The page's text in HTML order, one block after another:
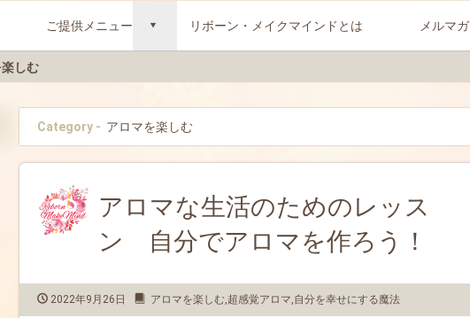
ご提供メニュー d リボーン・メイクマインドとは メルマガ
しむ
Category - アロマを楽しむ
アロマな生活のためのレッス
ン 自分でアロマを作ろう！
2022年9月26日 アロマを楽しむ,超感覚アロマ,自分を幸せにする魔法